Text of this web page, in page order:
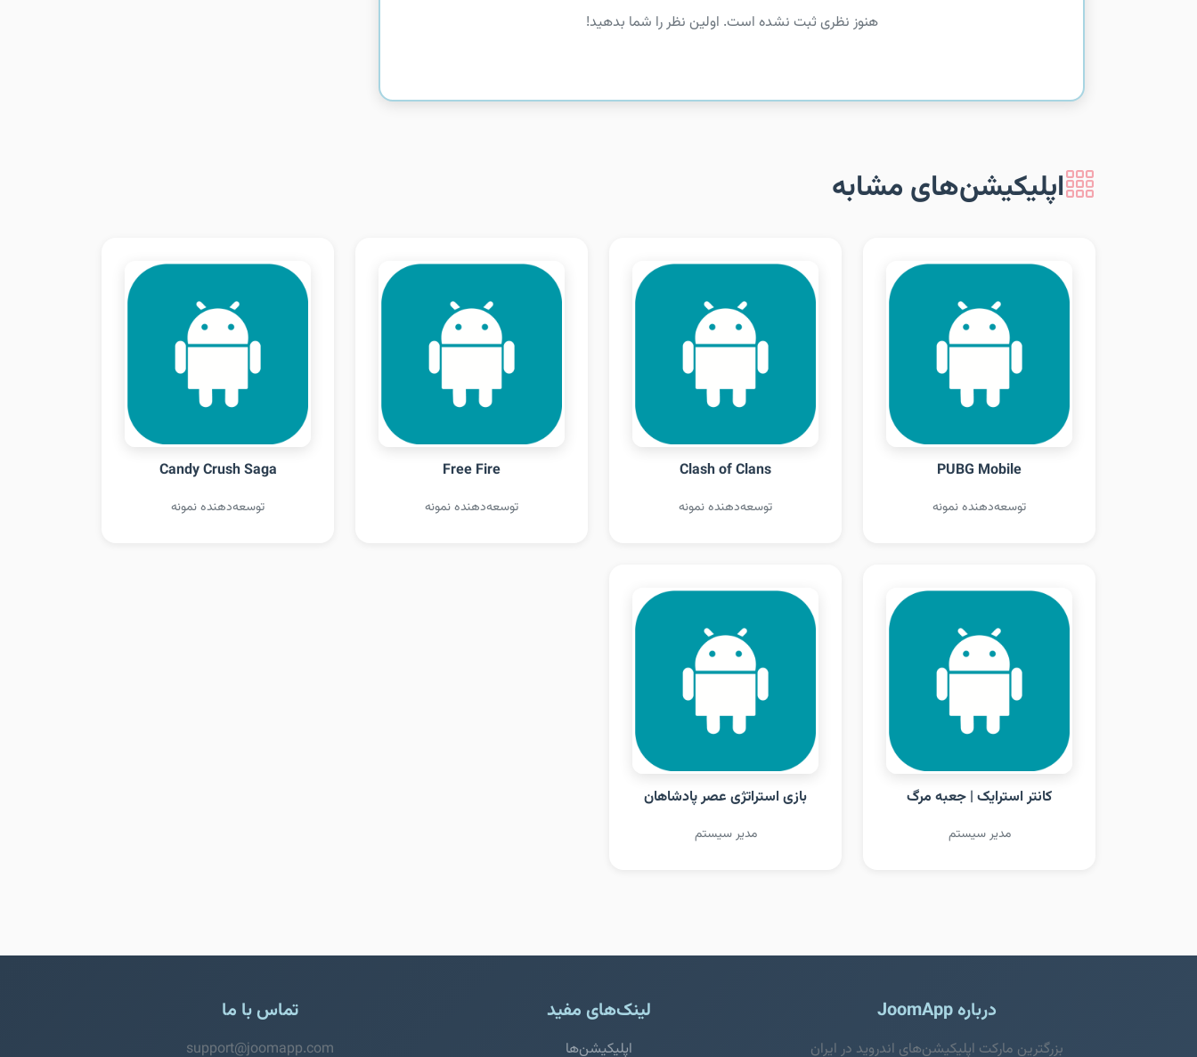
هنوز نظری ثبت نشده است. اولین نظر را شما بدهید!
اپلیکیشن‌های مشابه
PUBG Mobile
توسعه‌دهنده نمونه
Clash of Clans
توسعه‌دهنده نمونه
Free Fire
توسعه‌دهنده نمونه
Candy Crush Saga
توسعه‌دهنده نمونه
کانتر استرایک | جعبه مرگ
مدیر سیستم
بازی استراتژی عصر پادشاهان
مدیر سیستم
درباره JoomApp
بزرگترین مارکت اپلیکیشن‌های اندروید در ایران
لینک‌های مفید
اپلیکیشن‌ها
تماس با ما
support@joomapp.com